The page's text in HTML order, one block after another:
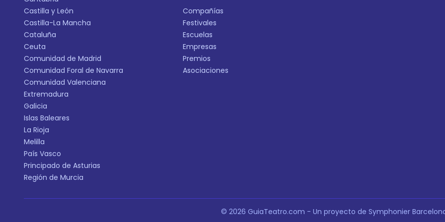
Castilla y León
Castilla-La Mancha
Cataluña
Ceuta
Comunidad de Madrid
Comunidad Foral de Navarra
Comunidad Valenciana
Extremadura
Galicia
Islas Baleares
La Rioja
Melilla
País Vasco
Principado de Asturias
Región de Murcia
Compañías
Festivales
Escuelas
Empresas
Premios
Asociaciones
© 2026 GuiaTeatro.com - Un proyecto de Symphonier